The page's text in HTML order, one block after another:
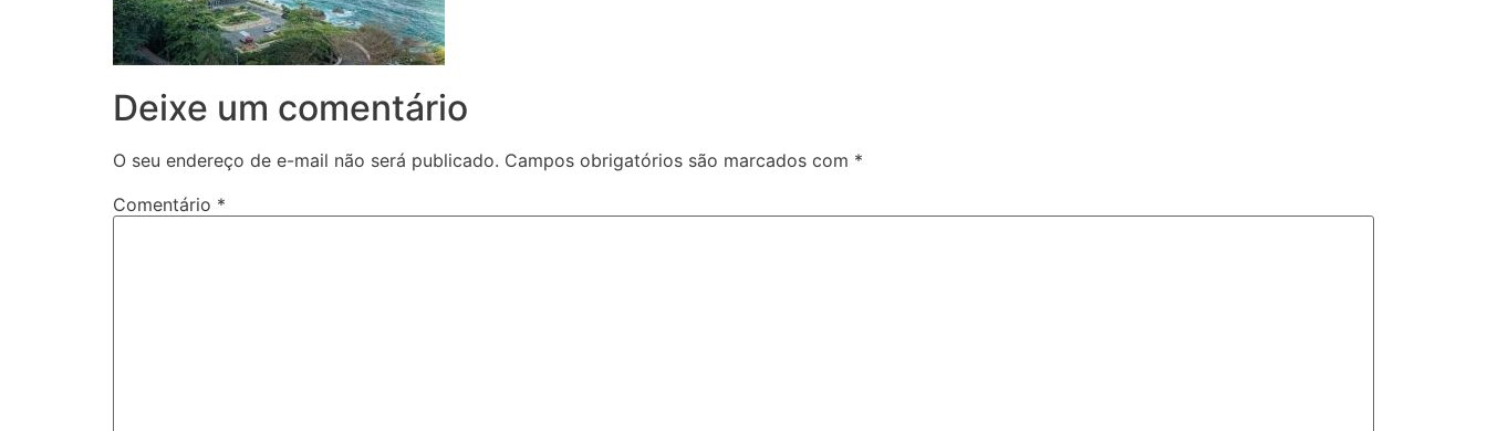
Deixe um comentário
O seu endereço de e-mail não será publicado. Campos obrigatórios são marcados com *
Comentário *